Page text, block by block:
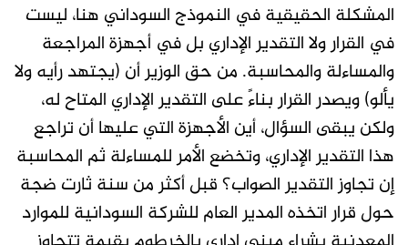
المشكلة الحقيقية في النموذج السوداني هنا، ليست
في القرار ولا التقدير الإداري بل في أجهزة المراجعة
والمساءلة والمحاسبة. من حق الوزير أن (يجتهد رأيه ولا
يألو) ويصدر القرار بناءً على التقدير الإداري المتاح له،
ولكن يبقى السؤال، أين الأجهزة التي عليها أن تراجع
هذا التقدير الإداري، وتخضع الأمر للمساءلة ثم المحاسبة
إن تجاوز التقدير الصواب؟ قبل أكثر من سنة ثارت ضجة
حول قرار اتخذه المدير العام للشركة السودانية للموارد